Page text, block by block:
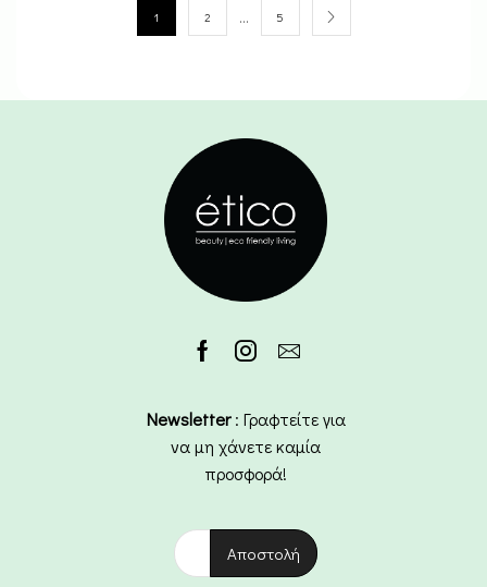
1 2 … 5
Newsletter: Γραφτείτε για
να μη χάνετε καμία
προσφορά!